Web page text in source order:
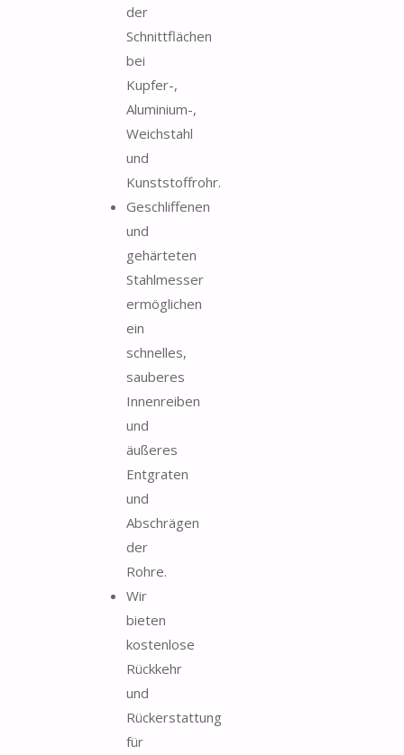
der
Schnittflächen
bei
Kupfer-,
Aluminium-,
Weichstahl
und
Kunststoffrohr.
Geschliffenen
und
gehärteten
Stahlmesser
ermöglichen
ein
schnelles,
sauberes
Innenreiben
und
äußeres
Entgraten
und
Abschrägen
der
Rohre.
Wir
bieten
kostenlose
Rückkehr
und
Rückerstattung
für